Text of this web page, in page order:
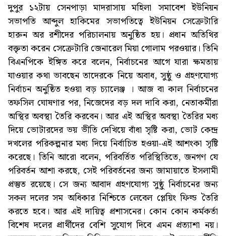
দুপুর ১২টায় সেনপাড়া মাদরাসায় মহিলা সমাবেশ ইউনিয়ন
সভাপতি আব্দুল হাকিমের সভাপতিত্বে ইউনিয়ন সেক্রেটারি
হারুন অর রশীদের পরিচালনায় অনুষ্ঠিত হয়। প্রধান অতিথির
বক্তৃতা করেন সেক্রেটারি জেনারেল মিয়া গোলাম পরওয়ার। তিনি
বিএনপিকে ইঙ্গিত করে বলেন, নির্বাচনের আগে যারা ক্ষমতায়
যাওয়ার কথা ভাবছেন তাদেরকে নিয়ে অবাধ, সুষ্ঠু ও গ্রহণযোগ্য
নির্বাচন অনুষ্ঠিত হওয়া বড় চ্যালেঞ্জ । আজ বা কাল নির্বাচনের
তফসিল ঘোষণার পর, নিজেদের বড় দল দাবি করা, নেতাকর্মীরা
অস্থির অবস্থা তৈরি করবেন। আর এই অস্থির অবস্থা তৈরির মধ্য
দিয়ে ভোটারদের ভয় ভীতি দেখিয়ে বাঁধা সৃষ্টি করা, ভোট কেন্দ্র
দখলের পরিকল্পনার মধ্য দিয়ে নির্বাচিত হওয়া-এই আশংকা সৃষ্টি
করেছে। তিনি আরো বলেন, পরিবর্তিত পরিস্থিতিতে, জনগণ যে
পরিবর্তন আশা করছে, সেই পরিবর্তনের জন্য জামায়াতে ইসলামী
প্রস্তুত রয়েছে। সে জন্য আবাদ গ্রহণযোগ্য সুষ্ঠু নির্বাচনের জন্য
সকল দলের সম অধিকার নিশ্চিতে লেবেল প্লেয়িং ফিল্ড তৈরি
করতে হবে। আর এই দায়িত্ব প্রশাসনের। কোন কোন কর্মকর্তা
বিশেষ দলের প্রার্থীদের বেশি সুযোগ দিবে এমন প্রত্যাশা নয়।